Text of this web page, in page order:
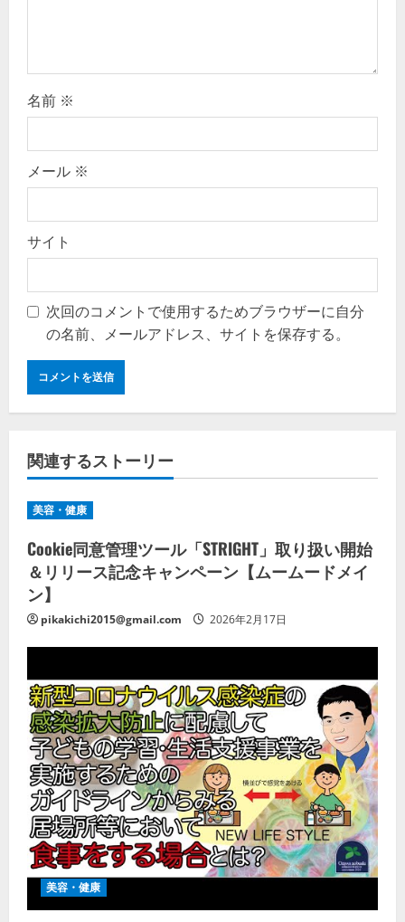
名前 ※
メール ※
サイト
次回のコメントで使用するためブラウザーに自分
の名前、メールアドレス、サイトを保存する。
関連するストーリー
美容・健康
Cookie同意管理ツール「STRIGHT」取り扱い開始
＆リリース記念キャンペーン【ムームードメイ
ン】
pikakichi2015@gmail.com 2026年2月17日
美容・健康